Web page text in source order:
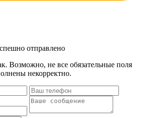
отправлено
Возможно, не все обязательные поля
некорректно.